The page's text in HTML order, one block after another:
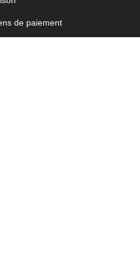
de paiement